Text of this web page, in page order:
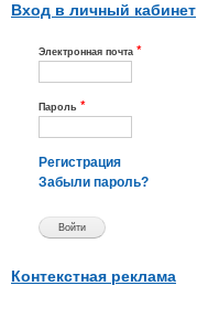
Вход в личный кабинет
Электронная почта *
Пароль *
Регистрация
Забыли пароль?
Контекстная реклама